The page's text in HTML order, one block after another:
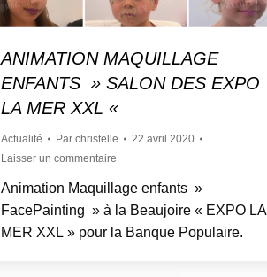
ANIMATION MAQUILLAGE
ENFANTS » SALON DES EXPO
LA MER XXL «
Actualité Par christelle
22 avril 2020
Laisser un commentaire
Animation Maquillage enfants »
FacePainting » à la Beaujoire « EXPO LA
MER XXL » pour la Banque Populaire.